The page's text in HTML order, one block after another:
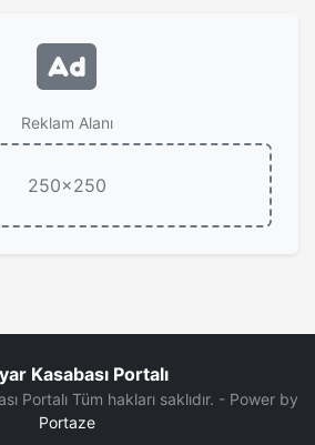
Reklam Alanı
250x250
Kasabası Portalı
Portalı Tüm hakları saklıdır. - Power by
Portaze